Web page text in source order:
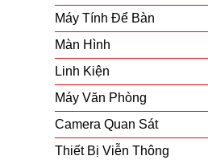
Máy Tính Để Bàn
Màn Hình
Linh Kiện
Máy Văn Phòng
Camera Quan Sát
Thiết Bị Viễn Thông